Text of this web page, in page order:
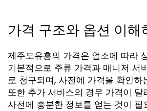
가격 구조와 옵션 이해
제주도유흥의 가격은 업소에 따라
기본적으로 주류 가격과 매니저 서
로 청구되며, 사전에 가격을 확인하
또한 추가 서비스의 경우 가격이 달
사전에 충분한 정보를 얻는 것이 필